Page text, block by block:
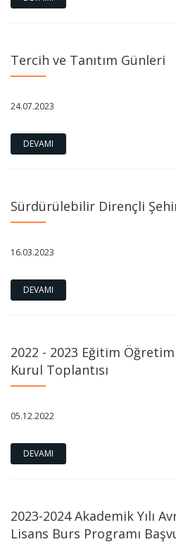
Tercih ve Tanıtım Günleri
24.07.2023
DEVAMI
Sürdürülebilir Dirençli
16.03.2023
DEVAMI
2022 - 2023 Eğitim Öğretim
Kurul Toplantısı
05.12.2022
DEVAMI
2023-2024 Akademik Yılı
Lisans Burs Programı